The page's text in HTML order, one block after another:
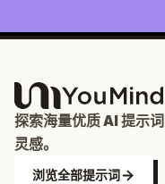
探索海量优质 AI 提示
灵感。
浏览全部提示词